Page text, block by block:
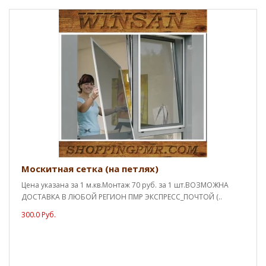
Москитная сетка (на петлях)
Цена указана за 1 м.кв.Монтаж 70 руб. за 1 шт.ВОЗМОЖНА
ДОСТАВКА В ЛЮБОЙ РЕГИОН ПМР ЭКСПРЕСС_ПОЧТОЙ (..
300.0 Руб.